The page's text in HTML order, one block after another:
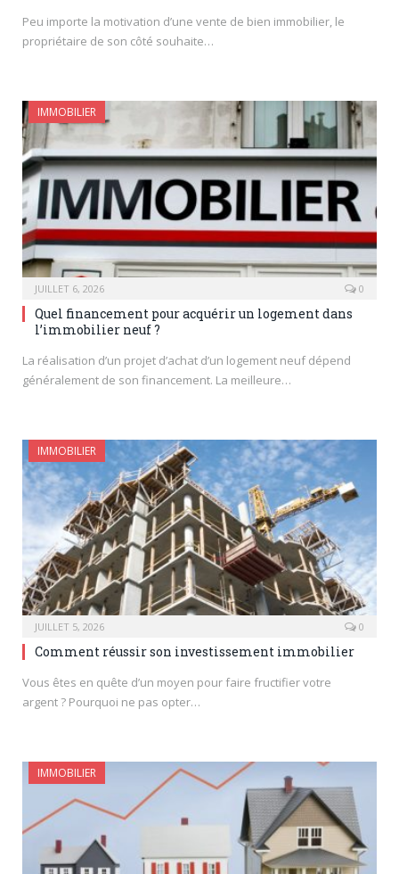
Peu importe la motivation d’une vente de bien immobilier, le
propriétaire de son côté souhaite…
IMMOBILIER
JUILLET 6, 2026 0
Quel financement pour acquérir un logement dans
l’immobilier neuf ?
La réalisation d’un projet d’achat d’un logement neuf dépend
généralement de son financement. La meilleure…
IMMOBILIER
JUILLET 5, 2026 0
Comment réussir son investissement immobilier
Vous êtes en quête d’un moyen pour faire fructifier votre
argent ? Pourquoi ne pas opter…
IMMOBILIER